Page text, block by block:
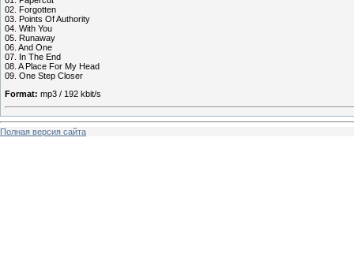
02. Forgotten
03. Points Of Authority
04. With You
05. Runaway
06. And One
07. In The End
08. A Place For My Head
09. One Step Closer
Format: mp3 / 192 kbit/s
Полная версия сайта